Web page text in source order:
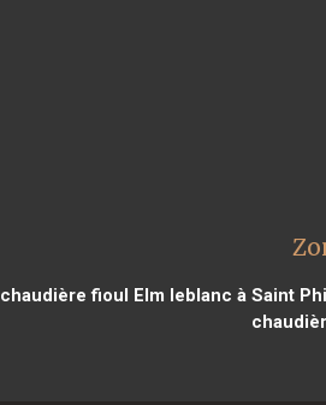
chaudière fioul Elm leblanc à Saint